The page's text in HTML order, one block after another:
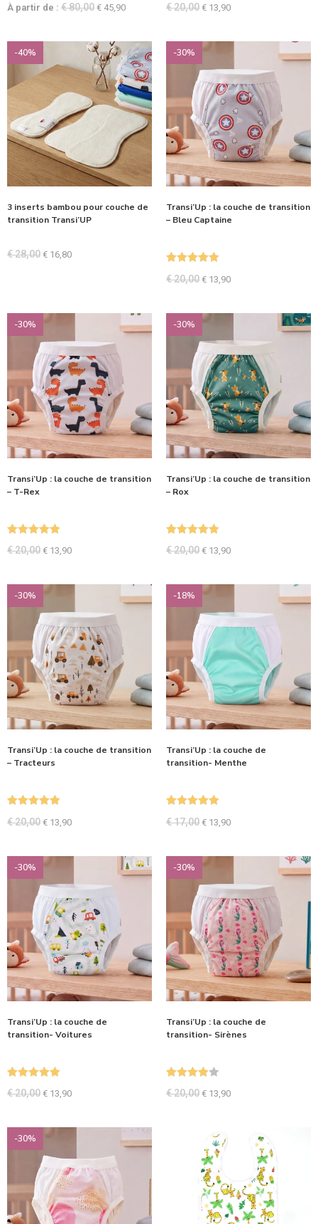
sur 5
À partir de : €80,00 € 45,90 €20,00 € 13,90
-40%
3 inserts bambou pour couche de
transition Transi’UP
€28,00 € 16,80
-30%
Transi’Up : la couche de transition
– Bleu Captaine
€20,00 € 13,90
-30%
Transi’Up : la couche de transition
– T-Rex
€20,00 € 13,90
-30%
Transi’Up : la couche de transition
– Rox
€20,00 € 13,90
-30%
Transi’Up : la couche de transition
– Tracteurs
€20,00 € 13,90
-18%
Transi’Up : la couche de
transition- Menthe
€17,00 € 13,90
-30%
Transi’Up : la couche de
transition- Voitures
Note
5.00
€20,00 € 13,90
-30%
Transi’Up : la couche de
transition- Sirènes
Note
4.00
€20,00 € 13,90
-30%